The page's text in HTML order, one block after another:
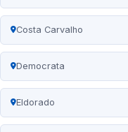
Costa Carvalho
Democrata
Eldorado